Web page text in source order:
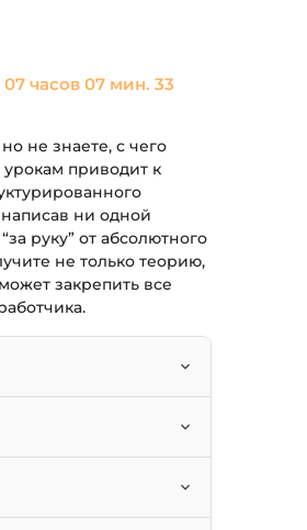
07 часов 07 мин. 32
не знаете, с чего
приводит к
ни одной
руку” от абсолютного
не только теорию,
закрепить все
массивы и
на WinForms.
прочная база